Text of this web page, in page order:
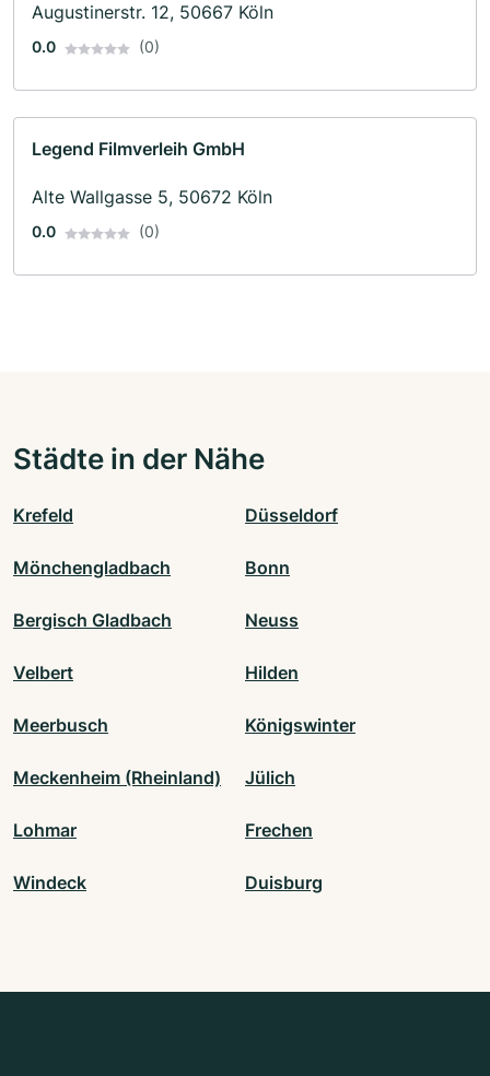
Augustinerstr. 12, 50667 Köln
0.0 (0)
Legend Filmverleih GmbH
Alte Wallgasse 5, 50672 Köln
0.0 (0)
Städte in der Nähe
Krefeld Düsseldorf
Mönchengladbach Bonn
Bergisch Gladbach Neuss
Velbert Hilden
Meerbusch Königswinter
Meckenheim (Rheinland) Jülich
Lohmar Frechen
Windeck Duisburg